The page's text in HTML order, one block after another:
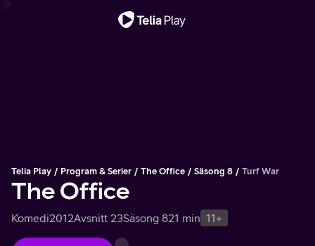
Telia Play Program & Serier The Office Säsong 8 Turf War
The Office
Komedi2012Avsnitt 23Säsong 821 min 11+